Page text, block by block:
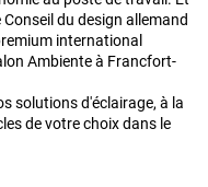
du design allemand
international
Ambiente à Francfort-
solutions d'éclairage, à la
de votre choix dans le